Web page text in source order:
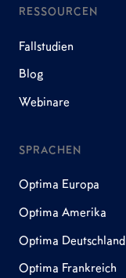
RESSOURCEN
Fallstudien
Blog
Webinare
SPRACHEN
Optima Europa
Optima Amerika
Optima Deutschland
Optima Frankreich